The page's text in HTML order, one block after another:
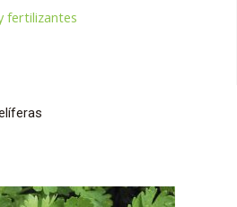
fertilizantes